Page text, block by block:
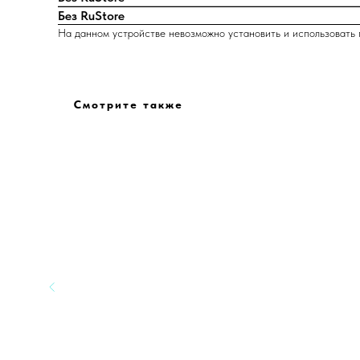
Без RuStore
На данном устройстве невозможно установить и
Смотрите также